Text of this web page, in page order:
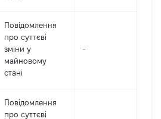
Повідомлення
про суттєві
зміни y
майновому
стані
-
Повідомлення
про суттєві